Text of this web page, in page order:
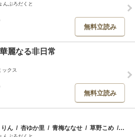
んぷろだくと
無料立読み
麗なる非日常
ックス
無料立読み
りん / 杏ゆか里 / 青梅ななせ / 草野こめ / 鹿